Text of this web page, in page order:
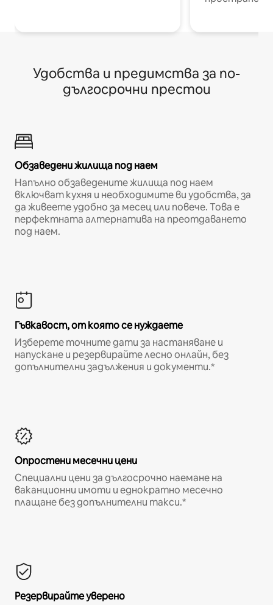
Удобства и предимства за по-
дългосрочни престои
Обзаведени жилища под наем
Напълно обзаведените жилища под наем
включват кухня и необходимите ви удобства, за
да живеете удобно за месец или повече. Това е
перфектната алтернатива на преотдаването
под наем.
Гъвкавост, от която се нуждаете
Изберете точните дати за настаняване и
напускане и резервирайте лесно онлайн, без
допълнителни задължения и документи.*
Опростени месечни цени
Специални цени за дългосрочно наемане на
ваканционни имоти и еднократно месечно
плащане без допълнителни такси.*
Резервирайте уверено